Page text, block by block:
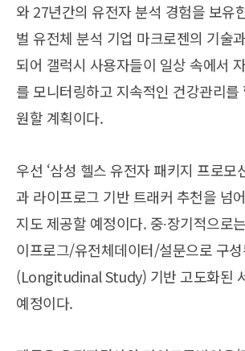
와 27년간의 유전자 분석 경험을 보유
벌 유전체 분석 기업 마크로젠의 기술
되어 갤럭시 사용자들이 일상 속에서
를 모니터링하고 지속적인 건강관리를
원할 계획이다.
우선 ‘삼성 헬스 유전자 패키지 프로모
과 라이프로그 기반 트래커 추천을 넘
지도 제공할 예정이다. 중∙장기적으로
이프로그/유전체데이터/설문으로 구
(Longitudinal Study) 기반 고도화된
예정이다.